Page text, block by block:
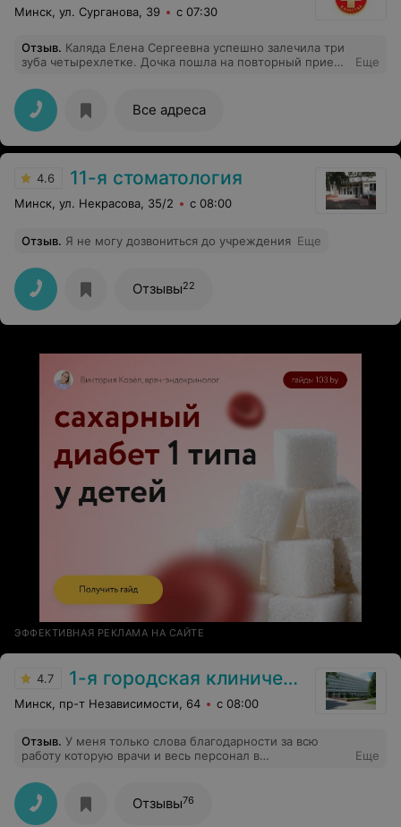
Минск, ул. Сурганова, 39 с 07:30
Отзыв. Каляда Елена Сергеевна успешно залечила три
зуба четырехлетке. Дочка пошла на повторный прием
доброжелательное отношение и профессионализм
Еще
Все адреса
4.6 11-я стоматология
Минск, ул. Некрасова, 35/2 с 08:00
Отзыв. Я не могу дозвониться до учреждения Еще
Отзывы22
ЭФФЕКТИВНАЯ РЕКЛАМА НА САЙТЕ
4.7 1-я городская клиническая больница
Минск, пр-т Независимости, 64 с 08:00
Отзыв. У меня только слова благодарности за всю
работу которую врачи и весь персонал в
Главврач Гладышева Т.Н. - специалист высшего
уровня. Всегда ответит на вопросы, объяснит и
успокоит. Я шла на операцию к ней без лишних
Еще
Отзывы76